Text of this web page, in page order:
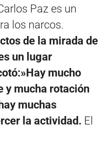
Paz es un
los narcos.
de la mirada de
un lugar
mucho
y mucha rotación
muchas
la actividad. El